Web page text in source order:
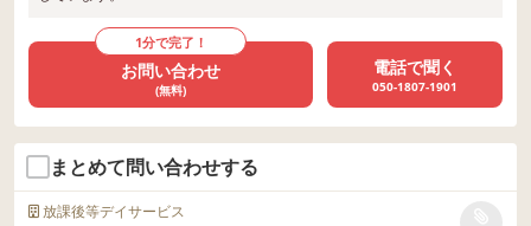
1分で完了！
お問い合わせ
(無料)
電話で聞く
050-1807-1901
まとめて問い合わせする
放課後等デイサービス